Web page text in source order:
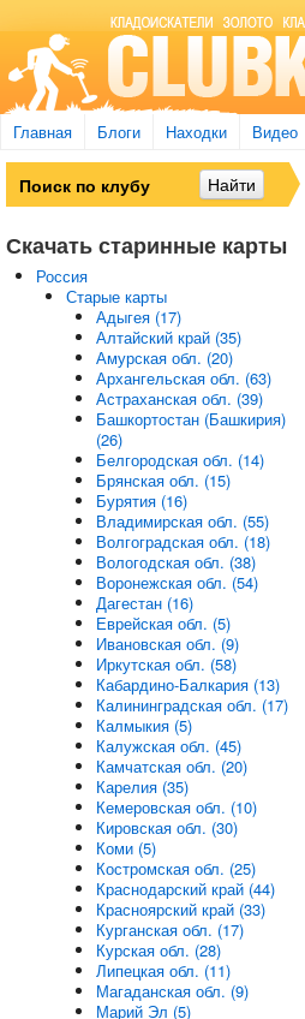
Главная Блоги Находки Видео
Скачать старинные карты
Россия
Старые карты
Адыгея (17)
Алтайский край (35)
Амурская обл. (20)
Архангельская обл. (63)
Астраханская обл. (39)
Башкортостан (Башкирия)
(26)
Белгородская обл. (14)
Брянская обл. (15)
Бурятия (16)
Владимирская обл. (55)
Волгоградская обл. (18)
Вологодская обл. (38)
Воронежская обл. (54)
Дагестан (16)
Еврейская обл. (5)
Ивановская обл. (9)
Иркутская обл. (58)
Кабардино-Балкария (13)
Калининградская обл. (17)
Калмыкия (5)
Калужская обл. (45)
Камчатская обл. (20)
Карелия (35)
Кемеровская обл. (10)
Кировская обл. (30)
Коми (5)
Костромская обл. (25)
Краснодарский край (44)
Красноярский край (33)
Курганская обл. (17)
Курская обл. (28)
Липецкая обл. (11)
Магаданская обл. (9)
Марий Эл (5)